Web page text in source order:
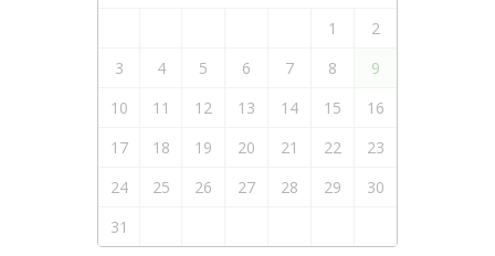
1
2
3
4 5 6 7 8
9
10
11 12 13 14 15
16
17
18 19 20 21 22
23
24
25 26 27 28 29
30
31